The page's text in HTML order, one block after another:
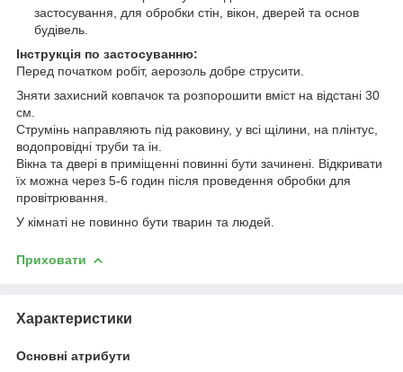
застосування, для обробки стін, вікон, дверей та основ
будівель.
Інструкція по застосуванню:
Перед початком робіт, аерозоль добре струсити.
Зняти захисний ковпачок та розпорошити вміст на відстані 30
см.
Струмінь направляють під раковину, у всі щілини, на плінтус,
водопровідні труби та ін.
Вікна та двері в приміщенні повинні бути зачинені. Відкривати
їх можна через 5-6 годин після проведення обробки для
провітрювання.
У кімнаті не повинно бути тварин та людей.
Приховати
Характеристики
Основні атрибути